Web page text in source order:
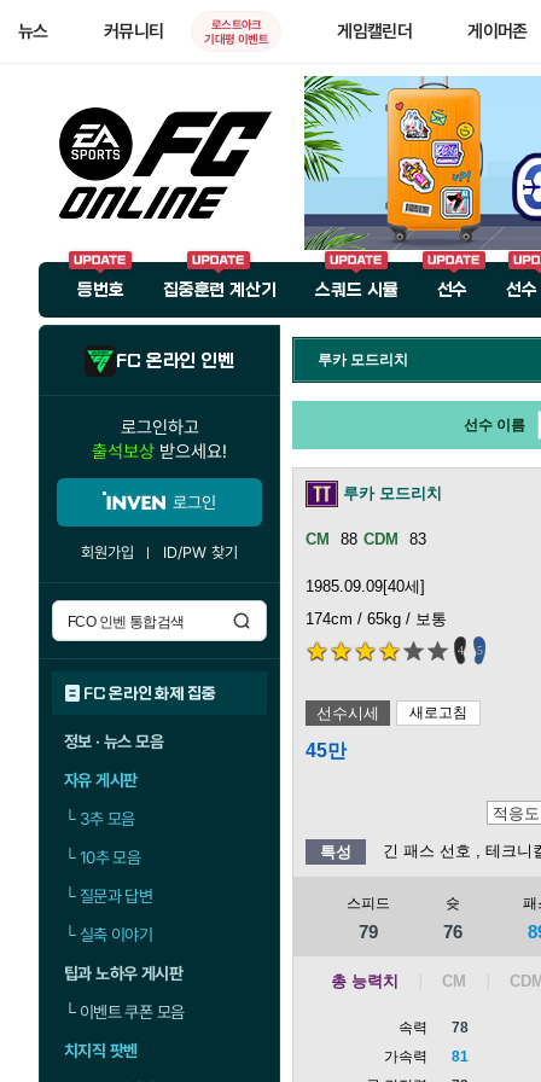
뉴스 커뮤니티
로스트아크
기대평 이벤트
게임캘린더 게이머존
등번호 집중훈련 계산기 스쿼드 시뮬 선수 선
FC 온라인 인벤
로그인하고
출석보상 받으세요!
로그인
회원가입 ID/PW 찾기
FC 온라인 화제 집중
정보 · 뉴스 모음
자유 게시판
└3추 모음
└10추 모음
└질문과 답변
└실축 이야기
팁과 노하우 게시판
└이벤트 쿠폰 모음
치지직 팟벤
루카 모드리치
선수 이름
루카 모드리치
88 83
1985.09.09[40세]
174cm / 65kg / 보통
4 5
선수시세 새로고침
45만
특성 긴 패스 선호 , 테크
스피드
79
슛
76
패
총 능력치
속력
78
가속력
81